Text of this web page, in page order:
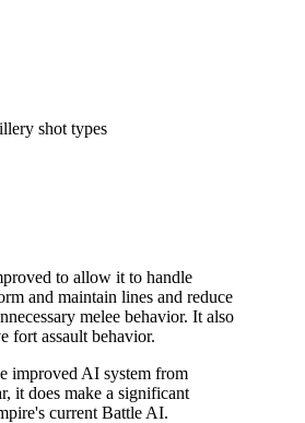
shot types
to allow it to handle
and maintain lines and reduce
melee behavior. It also
fort assault behavior.
improved AI system from
it does make a significant
current Battle AI.